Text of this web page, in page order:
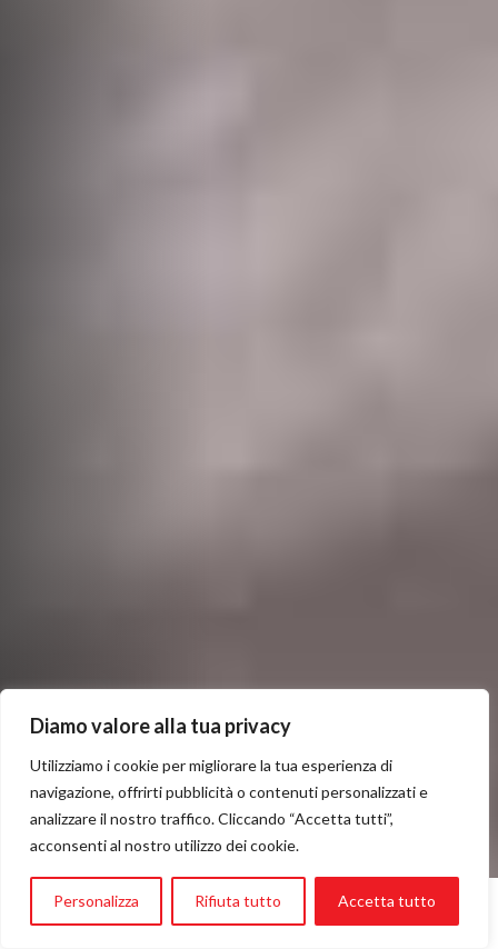
Diamo valore alla tua privacy
Utilizziamo i cookie per migliorare la tua esperienza di
navigazione, offrirti pubblicità o contenuti personalizzati e
analizzare il nostro traffico. Cliccando “Accetta tutti”,
acconsenti al nostro utilizzo dei cookie.
Personalizza Rifiuta tutto Accetta tutto